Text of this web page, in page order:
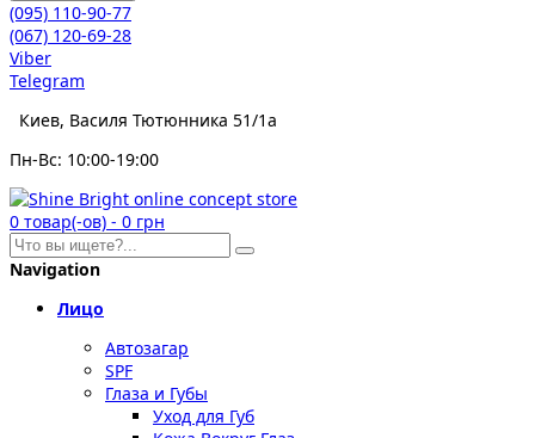
(095) 110-90-77
(067) 120-69-28
Viber
Telegram
Киев, Василя Тютюнника 51/1а
Пн-Вс: 10:00-19:00
0 товар(-ов) - 0 грн
Navigation
Лицо
Автозагар
SPF
Глаза и Губы
Уход для Губ